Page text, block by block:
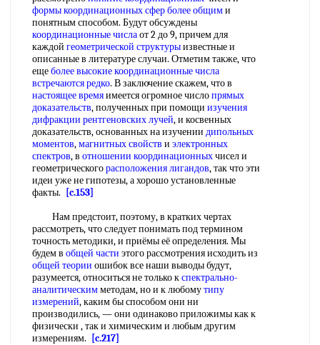
формы координационных сферболее общими
понятным способом. Будут обсуждены
координационные числаот 2 до 9, причем для
каждой геометрической структурыизвестные и
описанные в литературе случаи. Отметим также, что
ещеболее высокие координационные числа
встречаются редко. В заключение скажем, что в
настоящее времяимеется огромное числопрямых
доказательств, полученных при помощи изучения
дифракции рентгеновских лучей, и косвенных
доказательств, основанных на изучении дипольных
моментов,магнитных свойств и электронных
спектров, в отношении координационныхчисел и
геометрическогорасположения лигандов, так что эти
идеи уже не гипотезы, а хорошо установленные
факты.
[c.153]
Нам предстоит, поэтому, в кратких чертах
рассмотреть, что следует понимать под термином
точность методики, и приёмы её определения. Мы
будем в общей части этого рассмотрения исходить из
общей теории ошибок все наши выводы будут,
разумеется, относиться не только кспектрально-
аналитическимметодам, но и к любомутипу
измерений, каким бы способом они ни
производились, — они одинаково приложимы как к
физически , так и химическим и любым другим
измерениям.
[c.217]